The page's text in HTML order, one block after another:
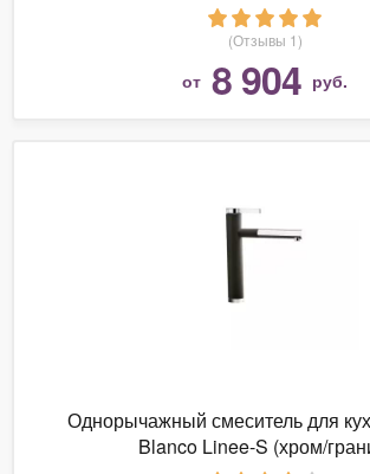
(Отзывы 1)
от 8 904 руб.
Однорычажный смеситель для
Blanco Linee-S (хром/